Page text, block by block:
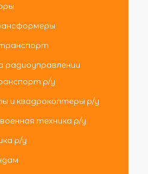
радиоуправлении
р/у
и квадрокоптеры р/у
техника р/у
р/у